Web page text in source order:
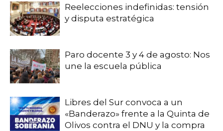
Reelecciones indefinidas: tensión
y disputa estratégica
Paro docente 3 y 4 de agosto: Nos
une la escuela pública
Libres del Sur convoca a un
«Banderazo» frente a la Quinta de
Olivos contra el DNU y la compra